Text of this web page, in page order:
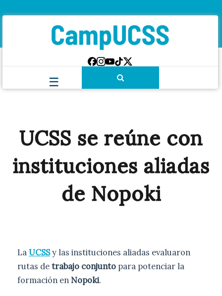
UCSS se reúne con
instituciones aliadas
de Nopoki
LaUCSSy las instituciones aliadas evaluaron
rutas detrabajo conjunto para potenciar la
formación en Nopoki.